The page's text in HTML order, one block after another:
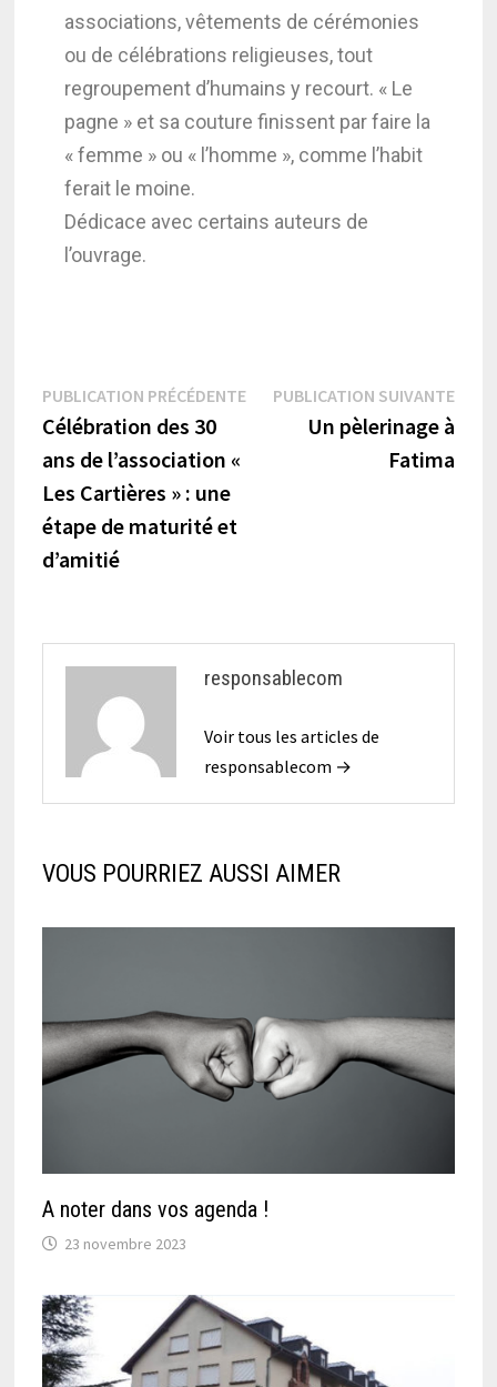
associations, vêtements de cérémonies
ou de célébrations religieuses, tout
regroupement d’humains y recourt. « Le
pagne » et sa couture finissent par faire la
« femme » ou « l’homme », comme l’habit
ferait le moine.
Dédicace avec certains auteurs de
l’ouvrage.
PUBLICATION PRÉCÉDENTE
Célébration des 30
ans de l’association «
Les Cartières » : une
étape de maturité et
d’amitié
PUBLICATION SUIVANTE
Un pèlerinage à
Fatima
responsablecom
Voir tous les articles de
responsablecom →
VOUS POURRIEZ AUSSI AIMER
A noter dans vos agenda !
23 novembre 2023